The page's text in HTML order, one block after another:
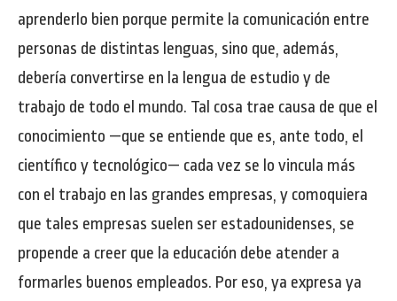
aprenderlo bien porque permite la comunicación entre
personas de distintas lenguas, sino que, además,
debería convertirse en la lengua de estudio y de
trabajo de todo el mundo. Tal cosa trae causa de que el
conocimiento —que se entiende que es, ante todo, el
científico y tecnológico— cada vez se lo vincula más
con el trabajo en las grandes empresas, y comoquiera
que tales empresas suelen ser estadounidenses, se
propende a creer que la educación debe atender a
formarles buenos empleados. Por eso, ya expresa ya